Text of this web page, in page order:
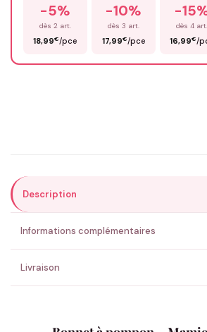
Prénom*
ENVOYER MA
💚 Retour sous 24-48h🇫🇷 Flocage en France✅
-5%
dès 2 art.
18,99€/pce
-10%
dès 3 art.
17,99€/pce
-
dès 4 art.
16,99€/
Description
Informations complémentaires
Livraison